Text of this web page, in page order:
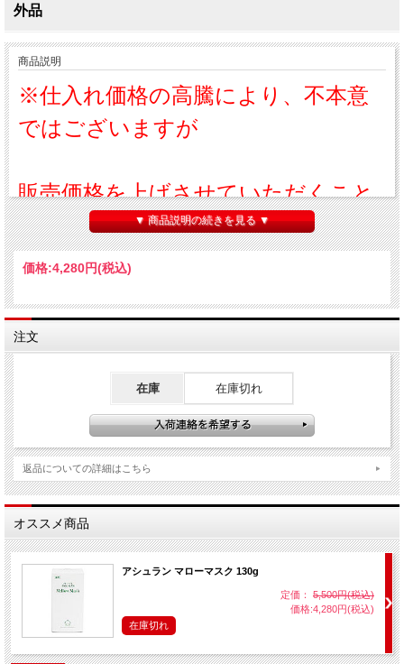
外品
商品説明
※仕入れ価格の高騰により、不本意
ではございますが
販売価格を上げさせていただくこと
になりました。
ご高配を賜りますよう
お願い申し上げます。［2020年10
薬用ゴールドキャップエッセンス 15g
※製造ロットにより多少パッケージが異なる場合
がございますがお選びいただけません。
また、混在する場合がございますが予めご了承く
ださいませ。
▼ 商品説明の続きを見る ▼
価格:4,280円(税込)
注文
在庫 在庫切れ
返品についての詳細はこちら
オススメ商品
アシュラン マローマスク 130g
定価： 5,500円(税込)
価格:4,280円(税込)
在庫切れ